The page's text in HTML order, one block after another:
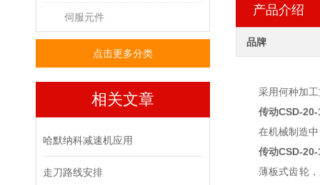
伺服元件
点击更多分类
相关文章
哈默纳科减速机应用
走刀路线安排
产品介绍
品牌
采用何种加
传动CSD-
在机械制造
传动CSD-
薄板式齿轮